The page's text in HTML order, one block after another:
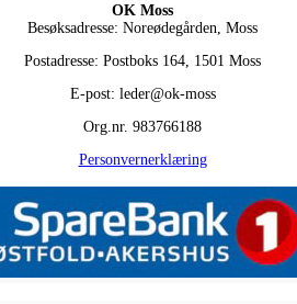
OK Moss
Besøksadresse: Noreødegården, Moss
Postadresse: Postboks 164, 1501 Moss
E-post: leder@ok-moss
Org.nr. 983766188
Personvernerklæring